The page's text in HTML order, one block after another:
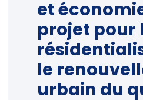
et
projet pour
le
urbain du